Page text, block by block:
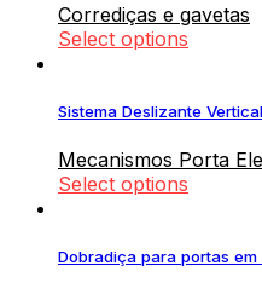
Corrediças e gavetas
Select options
Sistema Deslizante
Mecanismos Porta
Select options
Dobradiça para portas